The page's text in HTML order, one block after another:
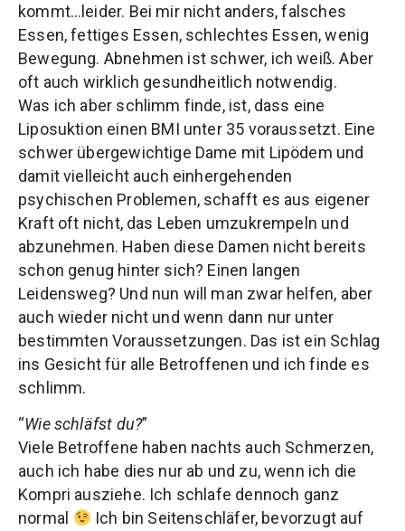
kommt…leider. Bei mir nicht anders, falsches
Essen, fettiges Essen, schlechtes Essen, wenig
Bewegung. Abnehmen ist schwer, ich weiß. Aber
oft auch wirklich gesundheitlich notwendig.
Was ich aber schlimm finde, ist, dass eine
Liposuktion einen BMI unter 35 voraussetzt. Eine
schwer übergewichtige Dame mit Lipödem und
damit vielleicht auch einhergehenden
psychischen Problemen, schafft es aus eigener
Kraft oft nicht, das Leben umzukrempeln und
abzunehmen. Haben diese Damen nicht bereits
schon genug hinter sich? Einen langen
Leidensweg? Und nun will man zwar helfen, aber
auch wieder nicht und wenn dann nur unter
bestimmten Voraussetzungen. Das ist ein Schlag
ins Gesicht für alle Betroffenen und ich finde es
schlimm.
“Wie schläfst du?”
Viele Betroffene haben nachts auch Schmerzen,
auch ich habe dies nur ab und zu, wenn ich die
Kompri ausziehe. Ich schlafe dennoch ganz
normal
Ich bin Seitenschläfer, bevorzugt auf